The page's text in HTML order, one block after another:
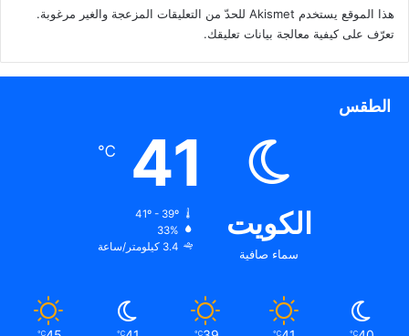
هذا الموقع يستخدم Akismet للحدّ من التعليقات المزعجة والغير مرغوبة.
تعرّف على كيفية معالجة بيانات تعليقك.
الطقس
الكويت
سماء صافية
41
℃
41º - 39º
33%
3.4 كيلومتر/ساعة
℃
℃
℃
℃
℃